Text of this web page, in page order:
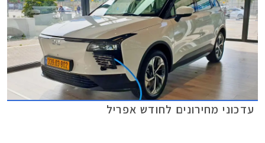
עדכוני מחירונים לחודש אפריל